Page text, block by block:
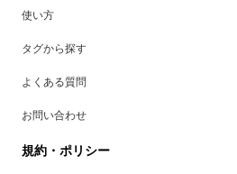
使い方
タグから探す
よくある質問
お問い合わせ
規約・ポリシー